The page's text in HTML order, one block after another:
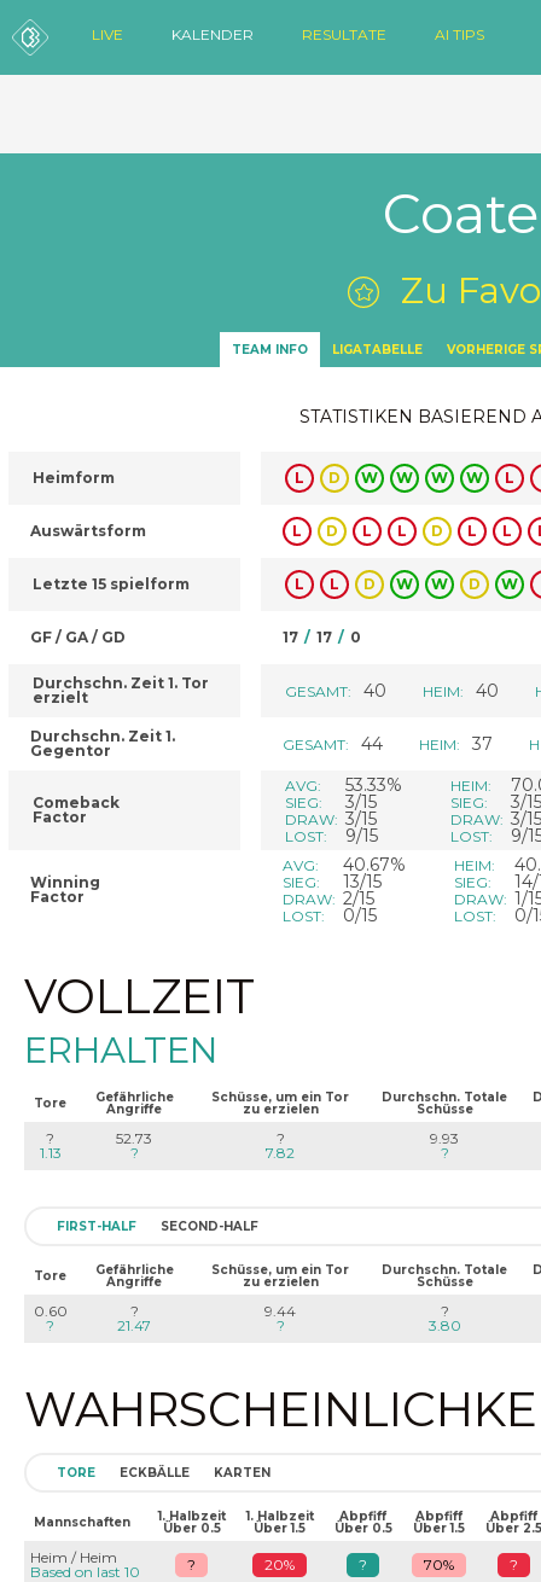
LIVE KALENDER RESULTATE AI TIPS
Zu
TEAM INFO LIGATABELLE VORHERIGE
STATISTIKEN BASIEREND
Heimform
Auswärtsform
Letzte 15 spielform
GF / GA / GD
Durchschn. Zeit 1. Tor
erzielt
Durchschn. Zeit 1.
Gegentor
Comeback
Factor
Winning
Factor
L D W W W W L
L D L L D L L
L L D W W D W
17 / 17 / 0
GESAMT: 40 HEIM: 40
GESAMT: 44 HEIM: 37
AVG: 53.33%
SIEG: 3/15
DRAW: 3/15
LOST: 9/15
HEIM:
SIEG: 3/15
DRAW: 3/15
LOST: 9/
AVG: 40.67%
SIEG: 13/15
DRAW: 2/15
LOST: 0/15
HEIM:
SIEG: 14/
DRAW: 1/
LOST: 0/
VOLLZEIT
ERHALTEN
Tore Gefährliche
Angriffe
Schüsse, um ein Tor
zu erzielen
Durchschn. Totale
Schüsse
?
1.13
52.73
?
?
7.82
9.93
?
FIRST-HALF SECOND-HALF
Tore Gefährliche
Angriffe
Schüsse, um ein Tor
zu erzielen
Durchschn. Totale
Schüsse
0.60
?
?
21.47
9.44
?
?
3.80
TORE ECKBÄLLE KARTEN
Mannschaften 1. Halbzeit
Über 0.5
1. Halbzeit
Über 1.5
Abpfiff
Über 0.5
Abpfiff
Über 1.5
Abpfiff
Über 2.5
Heim / Heim
Based on last 10
? 20% ? 70% ?